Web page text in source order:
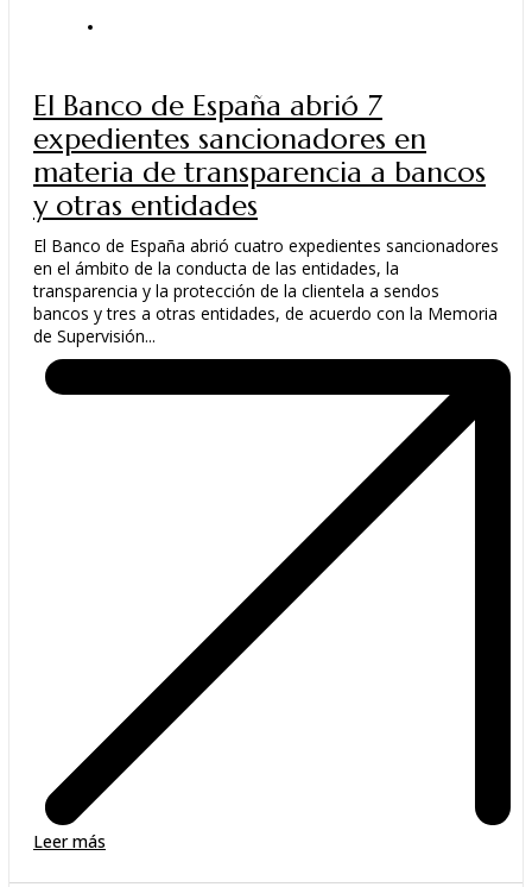
El Banco de España abrió 7
expedientes sancionadores en
materia de transparencia a bancos
y otras entidades
El Banco de España abrió cuatro expedientes sancionadores
en el ámbito de la conducta de las entidades, la
transparencia y la protección de la clientela a sendos
bancos y tres a otras entidades, de acuerdo con la Memoria
de Supervisión...
Leer más